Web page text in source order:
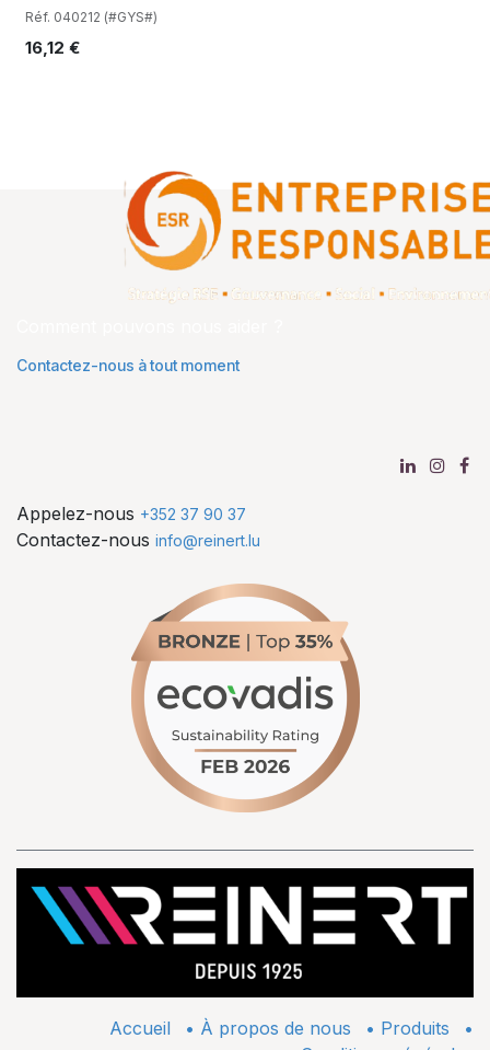
Réf. 040212 (#GYS#)
16,12 €
Contactez-nous à tout moment
Appelez-nous +352 37 90 37
Contactez-nous info@reinert.lu
Accueil • À propos de nous • ​Produits
•